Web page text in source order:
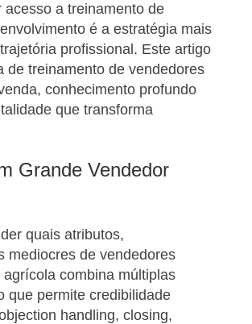
a treinamento de
é a estratégia mais
profissional. Este artigo
de treinamento de vendedores
conhecimento profundo
que transforma
Grande Vendedor
quais atributos,
mediocres de vendedores
combina múltiplas
que permite credibilidade
handling, closing,